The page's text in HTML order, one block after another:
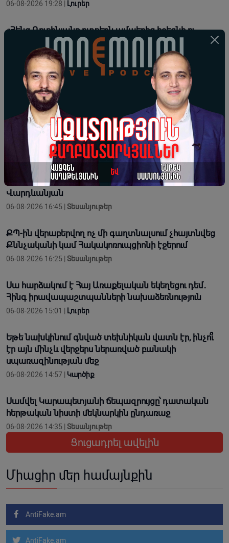
06-08-2026 19:28 | Լուրեր
«Հենց Ռուբինյանը ոտքերն ամպերից իջեցնի ու
բախվի ռեալ պոլիտիկին, պարզ կդառնա՝ նա
սկզբունքների՞ մարդ է, թե՞ պարզապես լավ
դերասան». Արմեն Հովասափյան
06-08-2026 18:29 |
Արդարությունը հաստատվում է այն պահին, երբ անձը
ենթարկվում է սկզբունքին, իշխանությունը՝ օրենքին.
Իսահակ Սրբազան
06-08-2026 18:27 |Լուրեր
«Պադավատը» մարդու կյանքում բան չի փոխում, բան
չի տալիս, պետական միջոց ինչի՞ ծառայեցվի.
Վարդևանյան
06-08-2026 16:45 | Տեսանյութեր
ՔՊ-ին վերաբերվող ոչ մի գաղտնալսում չհայտնվեց
Քննչականի կամ Հակակոռուպցիոնի էջերում
06-08-2026 16:25 | Տեսանյութեր
Սա հարձակում է Հայ Առաքելական եկեղեցու դեմ․
Հինգ իրավապաշտպանների նախաձեռնություն
06-08-2026 15:01 | Լուրեր
Եթե նախկինում գնված տեխնիկան վատն էր, ինչո՞ւ
էր այն մինչև վերջերս ներառված բանակի
սպառազինության մեջ
06-08-2026 14:57 | Կարծիք
Սամվել Կարապետյանի ճեպազրույցը՝ դատական
հերթական նիստի մեկնարկին ընդառաջ
06-08-2026 14:35 | Տեսանյութեր
Ցուցադրել ավելին
Միացիր մեր համայնքին
AntiFake.am
AntiFake.am